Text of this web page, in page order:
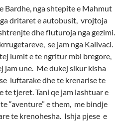
Bardhe, nga shtepite e Mahmut
dritaret e autobusit, vrojtoja
dhe fluturoja nga gezimi.
se jam nga Kalivaci.
lumit e te ngritur mbi bregore,
jam une. Me dukej sikur kisha
luftarake dhe te krenarise te
te tjeret. Tani qe jam lashtuar e
“aventure” e them, me bindje
te krenohesha. Ishja pjese e